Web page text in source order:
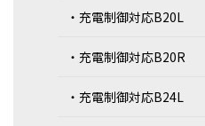
・充電制御対応B20L
・充電制御対応B20R
・充電制御対応B24L